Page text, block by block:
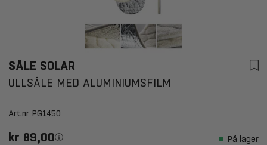
SÅLE SOLAR
ULLSÅLE MED ALUMINIUMSFILM
Art.nr PG1450
kr 89,00 På lager